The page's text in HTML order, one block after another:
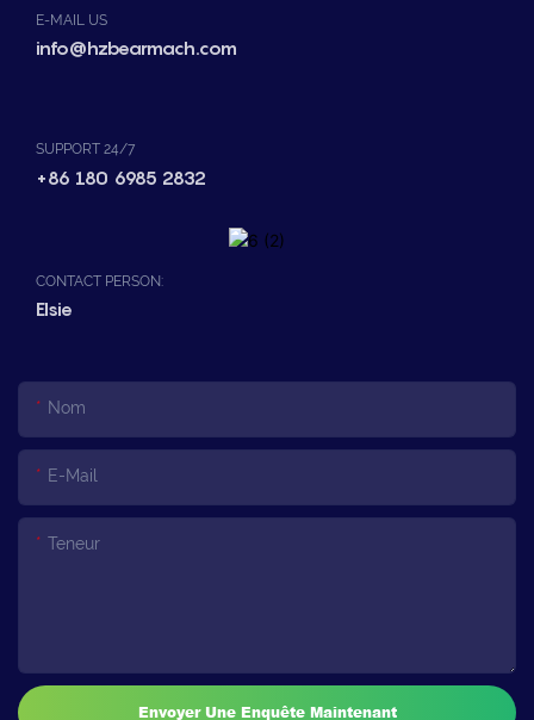
E-MAIL US
info@hzbearmach.com
SUPPORT 24/7
+86 180 6985 2832
CONTACT PERSON:
Elsie
Nom
E-Mail
Teneur
Envoyer Une Enquête Maintenant